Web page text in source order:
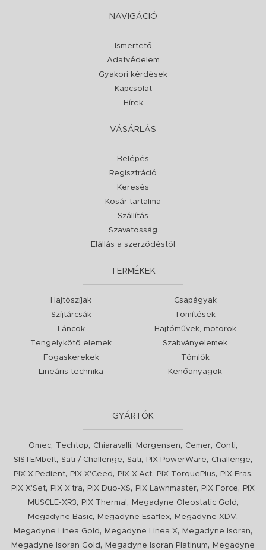
NAVIGÁCIÓ
Ismertető
Adatvédelem
Gyakori kérdések
Kapcsolat
Hírek
VÁSÁRLÁS
Belépés
Regisztráció
Keresés
Kosár tartalma
Szállítás
Szavatosság
Elállás a szerződéstől
TERMÉKEK
Hajtószíjak
Szíjtárcsák
Láncok
Tengelykötő elemek
Fogaskerekek
Lineáris technika
Csapágyak
Tömítések
Hajtóművek, motorok
Szabványelemek
Tömlők
Kenőanyagok
GYÁRTÓK
Omec, Techtop, Chiaravalli, Morgensen, Cemer, Conti,
SISTEMbelt, Sati / Challenge, Sati, PIX PowerWare, Challenge,
PIX X'Pedient, PIX X'Ceed , PIX X'Act, PIX TorquePlus, PIX Fras,
PIX X'Set, PIX X'tra, PIX Duo-XS, PIX Lawnmaster, PIX Force,
PIX
MUSCLE-XR3, PIX Thermal , Megadyne Oleostatic Gold ,
Megadyne Basic, Megadyne Esaflex, Megadyne XDV,
Megadyne Linea Gold , Megadyne Linea X, Megadyne Isoran,
Megadyne Isoran Gold , Megadyne Isoran Platinum,
Megadyne